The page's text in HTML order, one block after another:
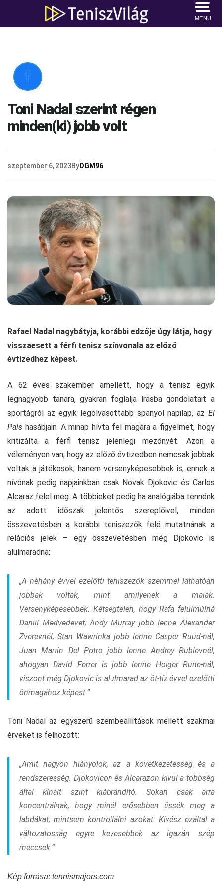
MENU

Toni Nadal szerint régen
minden(ki) jobb volt
szeptember 6, 2023ByDGM96
Rafael Nadal nagybátyja, korábbi edzője úgy látja, hogy
visszaesett a férfi tenisz színvonala az előző
évtizedhez képest.
A 62 éves szakember amellett, hogy a tenisz egyik
legnagyobb tanára, gyakran foglalja írásba gondolatait a
sportágról az egyik legolvasottabb spanyol napilap, az El
País hasábjain. A minap hívta fel magára a figyelmet, hogy
kritizálta a férfi tenisz jelenlegi mezőnyét. Azon a
véleményen van, hogy az előző évtizedben nemcsak jobbak
voltak a játékosok, hanem versenyképesebbek is, ennek a
nívónak pedig napjainkban csak Novak Djokovic és Carlos
Alcaraz felel meg. A többieket pedig ha analógiába tennénk
az adott időszak jelentős szereplőivel, minden
összevetésben a korábbi teniszezők felé mutatnának a
relációs jelek – egy összevetésben még Djokovic is
alulmaradna:
„A néhány évvel ezelőtti teniszezők szemmel láthatóan
jobbak voltak, mint amilyenek a maiak.
Versenyképesebbek. Kétségtelen, hogy Rafa felülmúlná
Daniil Medvedevet, Andy Murray jobb lenne Alexander
Zverevnél, Stan Wawrinka jobb lenne Casper Ruud-nál,
Juan Martin Del Potro jobb lenne Andrey Rublevnél,
ahogyan David Ferrer is jobb lenne Holger Rune-nál,
viszont még Djokovic is alulmarad az öt-tíz évvel ezelőtti
önmagához képest.”
Toni Nadal az egyszerű szembeállítások mellett szakmai
érveket is felhozott:
„Amit nagyon hiányolok, az a következetesség és a
rendszeresség. Djokovicon és Alcarazon kívül a többség
által kínált szint kiábrándító. Sokan csak arra
koncentrálnak, hogy minél erősebben üssék meg a
labdákat, mintsem kontrollálni azokat. Kivész ezáltal a
változatosság egyre kevesebbek az igazán szép
meccsek.”
Kép forrása: tennismajors.com